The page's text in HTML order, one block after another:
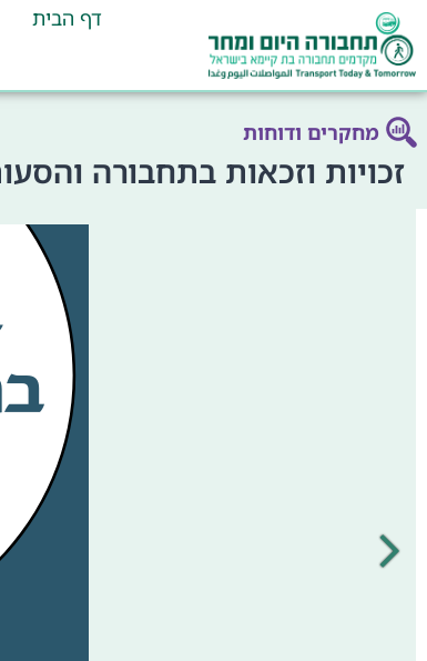
דף הבית
מחקרים ודוחות
זכויות וזכאות בתחבורה